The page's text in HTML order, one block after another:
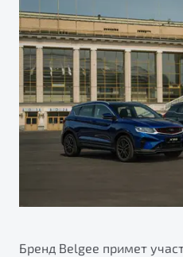
Яркий кроссовер
от 2 219 990 ₽*
Обзор В наличии
Автокредит
Трейд-ин
Страхование
Расчет КАСКО
ПОДДЕРЖКА
Гарантия Belgee
Belgee Линк
Belgee Клуб
Belgee Плюс
Реферальная программа
О дилерском центре
Правовая информация
Бренд Belgee примет